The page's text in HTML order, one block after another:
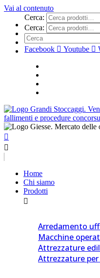
Vai al contenuto
Cerca:
Cerca:
Facebook Youtube
Home
Chi siamo
Prodotti
Arredamento
Macchine
Attrezzature
Attrezzature